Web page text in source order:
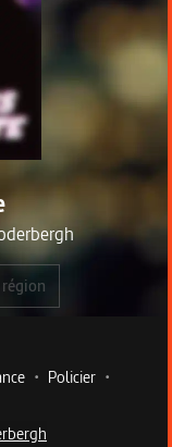
• Policier •